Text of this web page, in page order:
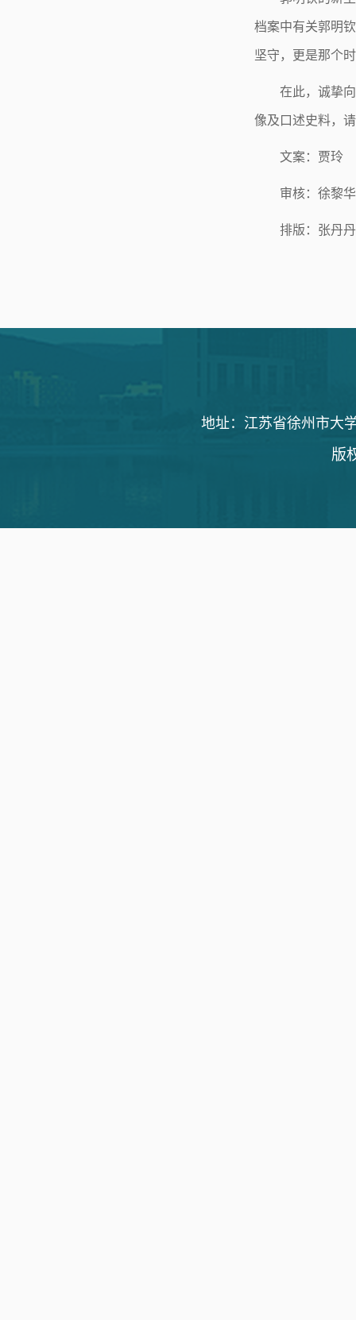
档案中有关郭明
坚守，更是那个
在此，诚挚
像及口述史料，
文案：贾玲
审核：徐黎华
排版：张丹丹
地址：江苏省徐州市大
版